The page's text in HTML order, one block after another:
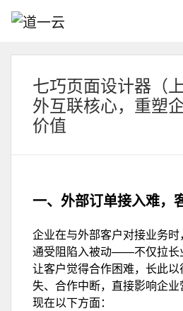
七巧页面设计器（
外互联核心，重塑
价值
一、外部订单接入难，
企业在与外部客户对接业务
通受阻陷入被动——不仅拉长
让客户觉得合作困难，长此
失、合作中断，直接影响企
现在以下方面：